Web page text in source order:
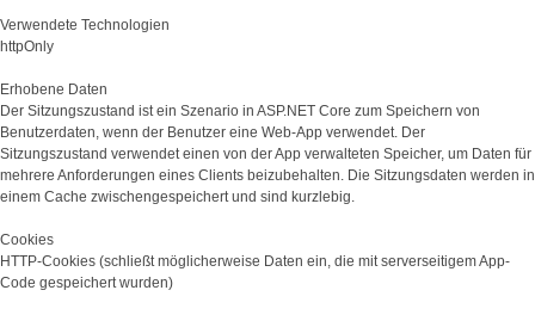
Verwendete Technologien
httpOnly
Erhobene Daten
Der Sitzungszustand ist ein Szenario in ASP.NET Core zum Speichern von
Benutzerdaten, wenn der Benutzer eine Web-App verwendet. Der
Sitzungszustand verwendet einen von der App verwalteten Speicher, um Daten für
mehrere Anforderungen eines Clients beizubehalten. Die Sitzungsdaten werden in
einem Cache zwischengespeichert und sind kurzlebig.
Cookies
HTTP-Cookies (schließt möglicherweise Daten ein, die mit serverseitigem App-
Code gespeichert wurden)